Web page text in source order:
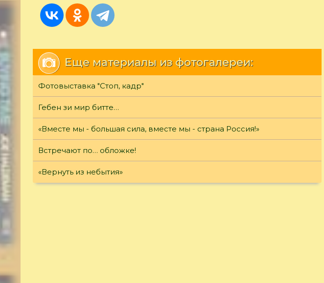
Еще материалы из фотогалереи:
Фотовыставка "Стоп, кадр"
Гебен зи мир битте…
«Вместе мы - большая сила, вместе мы - страна Россия!»
Встречают по… обложке!
«Вернуть из небытия»